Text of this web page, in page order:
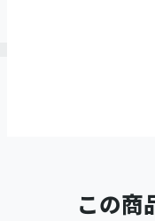
この商